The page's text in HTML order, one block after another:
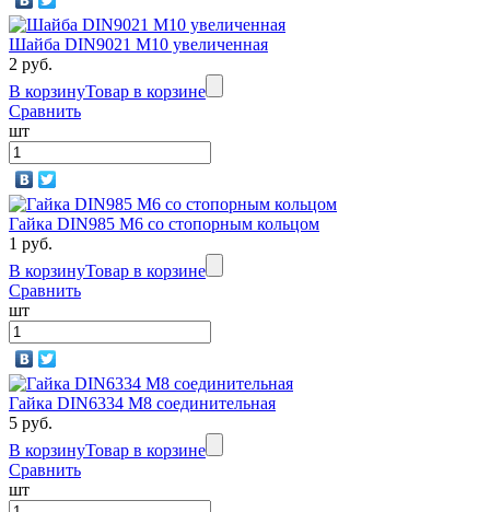
Шайба DIN9021 М10 увеличенная
2 руб.
В корзинуТовар в корзине
Сравнить
шт
Гайка DIN985 M6 со стопорным кольцом
1 руб.
В корзинуТовар в корзине
Сравнить
шт
Гайка DIN6334 M8 соединительная
5 руб.
В корзинуТовар в корзине
Сравнить
шт